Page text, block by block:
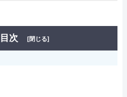
目次 [閉じる]